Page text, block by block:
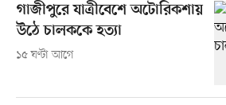
গাজীপুরে যাত্রীবেশে অটোরিকশায়
উঠে চালককে হত্যা
১৫ ঘণ্টা আগে